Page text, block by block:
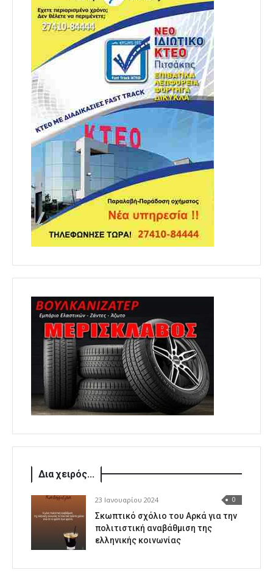
Δια χειρός...
23 Ιανουαρίου 2024 0
Σκωπτικό σχόλιο του Αρκά για την
πολιτιστική αναβάθμιση της
ελληνικής κοινωνίας